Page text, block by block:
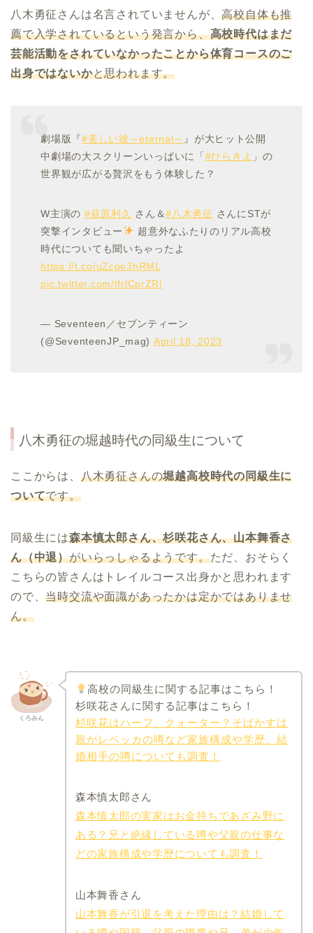
八木勇征さんは名言されていませんが、高校自体も推
薦で入学されているという発言から、高校時代はまだ
芸能活動をされていなかったことから体育コースのご
出身ではないかと思われます。
劇場版『#美しい彼～eternal～ 』が大ヒット公開
中劇場の大スクリーンいっぱいに「 #ひらきよ 」の
世界観が広がる贅沢をもう体験した？
W主演の #萩原利久 さん＆#八木勇征 さんにSTが
突撃インタビュー
超意外なふたりのリアル高校
時代についても聞いちゃったよ
https://t.co/uZcpe3hRML
pic.twitter.com/tfrlCprZRl
— Seventeen／セブンティーン
(@SeventeenJP_mag) April 18, 2023
八木勇征の堀越時代の同級生について
ここからは、 八木勇征さんの堀越高校時代の同級生に
ついてです。
同級生には森本慎太郎さん、杉咲花さん、山本舞香さ
ん（中退）がいらっしゃるようです。ただ、おそらく
こちらの皆さんはトレイルコース出身かと思われます
ので、当時交流や面識があったかは定かではありませ
ん。
くろみん
高校の同級生に関する記事はこちら！
杉咲花さんに関する記事はこちら！
杉咲花はハーフ、クォーター？そばかすは
親がレベッカの噂など家族構成や学歴、結
婚相手の噂についても調査！
森本慎太郎さん
森本慎太郎の実家はお金持ちであざみ野に
ある？兄と絶縁している噂や父親の仕事な
どの家族構成や学歴についても調査！
山本舞香さん
山本舞香が引退を考えた理由は？結婚して